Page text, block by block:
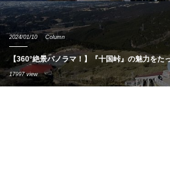
2024/01/10 Column
【360°絶景パノラマ！】『十国峠』の魅力をた
17997 view